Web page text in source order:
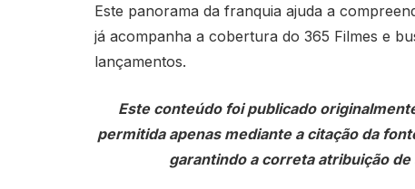
Este panorama da franquia ajuda a
já acompanha a cobertura do 365 Filmes e
lançamentos.
Este conteúdo foi publicado
permitida apenas mediante a citação da
garantindo a correta atribuição